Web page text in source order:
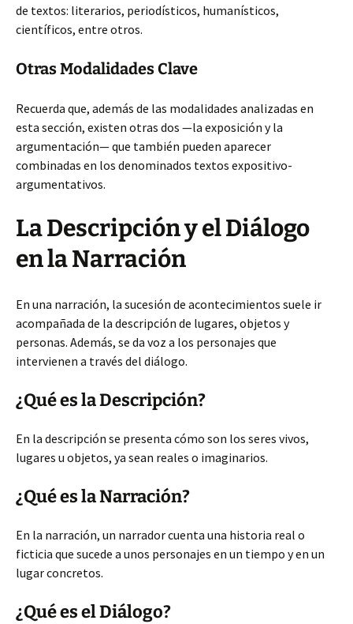
de textos: literarios, periodísticos, humanísticos,
científicos, entre otros.
Otras Modalidades Clave
Recuerda que, además de las modalidades analizadas en
esta sección, existen otras dos —la exposición y la
argumentación—que también pueden aparecer
combinadas en los denominados textos expositivo-
argumentativos.
La Descripción y el Diálogo
en la Narración
En una narración, la sucesión de acontecimientos suele ir
acompañada de la descripción de lugares, objetos y
personas. Además, se da voz a los personajes que
intervienen a través del diálogo.
¿Qué es la Descripción?
En la descripción se presenta cómo son los seres vivos,
lugares u objetos, ya sean reales o imaginarios.
¿Qué es la Narración?
En la narración, un narrador cuenta una historia real o
ficticia que sucede a unos personajes en un tiempo y en un
lugar concretos.
¿Qué es el Diálogo?